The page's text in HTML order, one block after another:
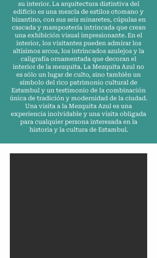
su interior. La arquitectura distintiva del
edificio es una mezcla de estilos otomano y
bizantino, con sus seis minaretes, cúpulas en
cascada y mampostería intrincada que crean
una exhibición visual impresionante. En el
interior, los visitantes pueden admirar los
altísimos arcos, los intrincados azulejos y la
caligrafía ornamentada que decoran el
interior de la mezquita. La Mezquita Azul no
es sólo un lugar de culto, sino también un
símbolo del rico patrimonio cultural de
Estambul y un testimonio de la combinación
única de tradición y modernidad de la ciudad.
Una visita a la Mezquita Azul es una
experiencia inolvidable y una visita obligada
para cualquier persona interesada en la
historia y la cultura de Estambul.